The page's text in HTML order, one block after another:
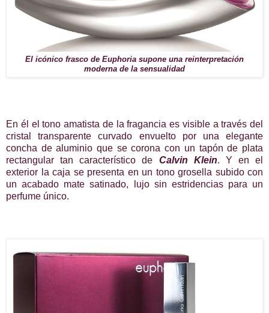
El icónico frasco de Euphoria supone una reinterpretación
moderna de la sensualidad
En él el tono amatista de la fragancia es visible a través del
cristal transparente curvado envuelto por una elegante
concha de aluminio que se corona con un tapón de plata
rectangular tan característico de Calvin Klein. Y en el
exterior la caja se presenta en un tono grosella subido con
un acabado mate satinado, lujo sin estridencias para un
perfume único.